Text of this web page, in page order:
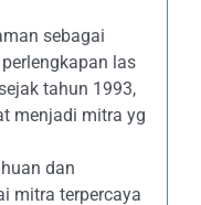
sebagai
las
tahun 1993,
menjadi mitra yg
dan
mitra terpercaya